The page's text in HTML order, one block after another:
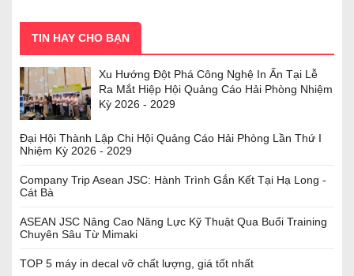
TIN HAY CHO BẠN
Xu Hướng Đột Phá Công Nghệ In Ấn Tại Lễ
Ra Mắt Hiệp Hội Quảng Cáo Hải Phòng Nhiệm
Kỳ 2026 - 2029
Đại Hội Thành Lập Chi Hội Quảng Cáo Hải Phòng Lần Thứ I
Nhiệm Kỳ 2026 - 2029
Company Trip Asean JSC: Hành Trình Gắn Kết Tại Hạ Long -
Cát Bà
ASEAN JSC Nâng Cao Năng Lực Kỹ Thuật Qua Buổi Training
Chuyên Sâu Từ Mimaki
TOP 5 máy in decal vỡ chất lượng, giá tốt nhất